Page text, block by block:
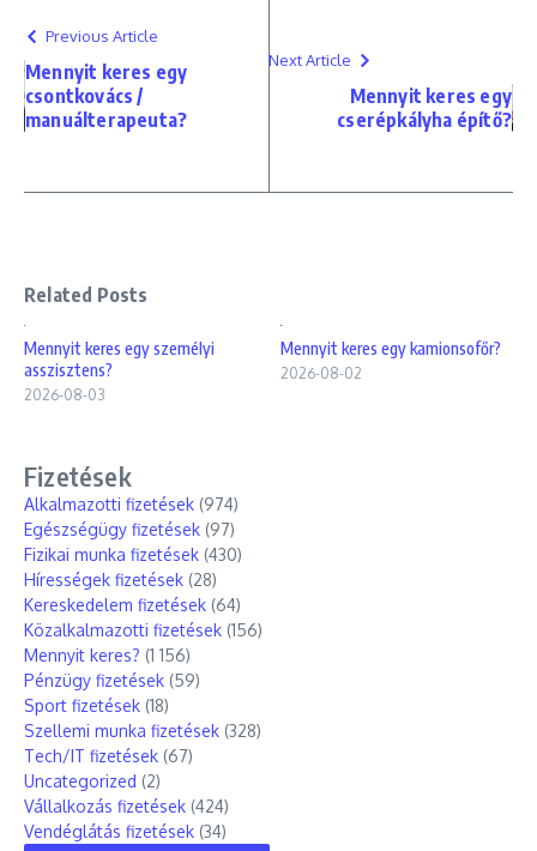
Previous Article
Mennyit keres egy
csontkovács /
manuálterapeuta?
Next Article
Mennyit keres egy
cserépkályha építő?
Related Posts
Mennyit keres egy személyi
asszisztens?
2026-08-03
Mennyit keres egy kamionsofőr?
2026-08-02
Fizetések
Alkalmazotti fizetések (974)
Egészségügy fizetések (97)
Fizikai munka fizetések (430)
Hírességek fizetések (28)
Kereskedelem fizetések (64)
Közalkalmazotti fizetések (156)
Mennyit keres? (1 156)
Pénzügy fizetések (59)
Sport fizetések (18)
Szellemi munka fizetések (328)
Tech/IT fizetések (67)
Uncategorized (2)
Vállalkozás fizetések (424)
Vendéglátás fizetések (34)